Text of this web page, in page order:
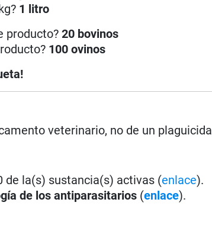
1 litro
producto?20 bovinos
100 ovinos
veterinario, no de un plaguicida
de la(s) sustancia(s) activas (enlace).
de los antiparasitarios (enlace).